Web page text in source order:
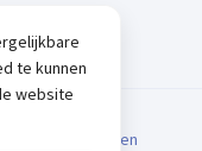
Voorwaarden
te kunnen
website